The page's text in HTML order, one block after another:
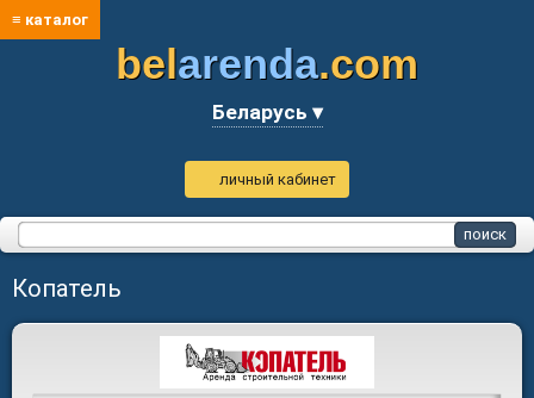
≡ каталог
belarenda.com
Беларусь ▾
личный кабинет
Копатель